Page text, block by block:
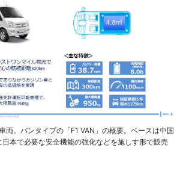
両。バンタイプの「F1 VAN」の概要。ベースは中国
日本で必要な安全機能の強化などを施しす形で販売